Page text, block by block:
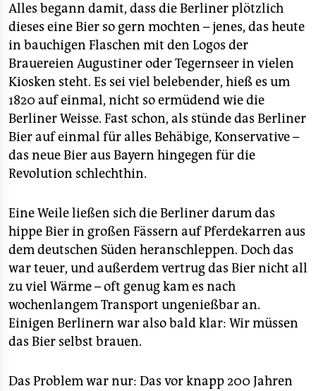
genossenschaft
epaper login
Alles begann damit, dass die Berliner plötzlich
dieses eine Bier so gern mochten – jenes, das heute
in bauchigen Flaschen mit den Logos der
Brauereien Augustiner oder Tegernseer in vielen
Kiosken steht. Es sei viel belebender, hieß es um
1820 auf einmal, nicht so ermüdend wie die
Berliner Weisse. Fast schon, als stünde das Berliner
Bier auf einmal für alles Behäbige, Konservative –
das neue Bier aus Bayern hingegen für die
Revolution schlechthin.
Eine Weile ließen sich die Berliner darum das
hippe Bier in großen Fässern auf Pferdekarren aus
dem deutschen Süden heranschleppen. Doch das
war teuer, und außerdem vertrug das Bier nicht all
zu viel Wärme – oft genug kam es nach
wochenlangem Transport ungenießbar an.
Einigen Berlinern war also bald klar: Wir müssen
das Bier selbst brauen.
Das Problem war nur: Das vor knapp 200 Jahren